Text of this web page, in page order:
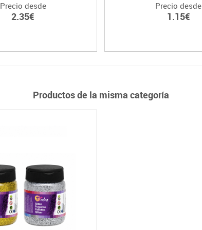
Precio desde
2.35€
Precio desde
1.15€
Productos de la misma categoría